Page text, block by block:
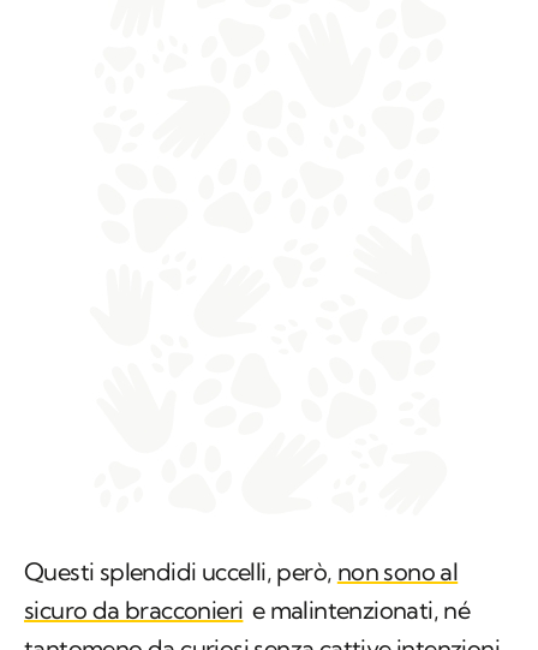
Questi splendidi uccelli, però, non sono al
sicuro da bracconieri e malintenzionati, né